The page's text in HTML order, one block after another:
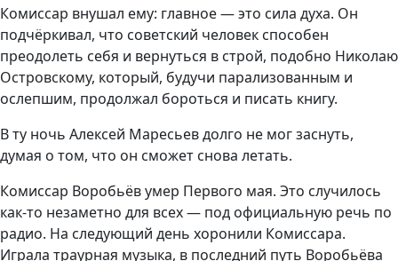
Комиссар внушал ему: главное — это сила духа. Он
подчёркивал, что советский человек способен
преодолеть себя и вернуться в строй, подобно Николаю
Островскому, который, будучи парализованным и
ослепшим, продолжал бороться и писать книгу.
В ту ночь Алексей Маресьев долго не мог заснуть,
думая о том, что он сможет снова летать.
Комиссар Воробьёв умер Первого мая. Это случилось
как-то незаметно для всех — под официальную речь по
радио. На следующий день хоронили Комиссара.
Играла траурная музыка, в последний путь Воробьёва